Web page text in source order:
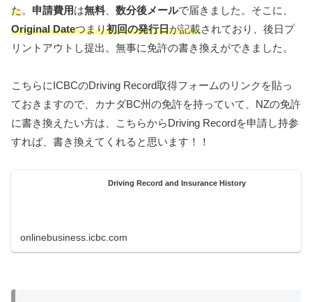
た。 申請費用は無料 数分後メールで届きました。そこに、
Original Dateつまり初回の発行日が記載されており、後日プ
リントアウトし提出。無事に免許の書き換えができました。
こちらにICBCのDriving Record取得フォームのリンクを貼っ
ておきますので、カナダBC州の免許を持っていて、NZの免許
に書き換えたい方は、こちらからDriving Recordを申請し持参
すれば、書き換えてくれると思います！！
Driving Record and Insurance History
onlinebusiness.icbc.com